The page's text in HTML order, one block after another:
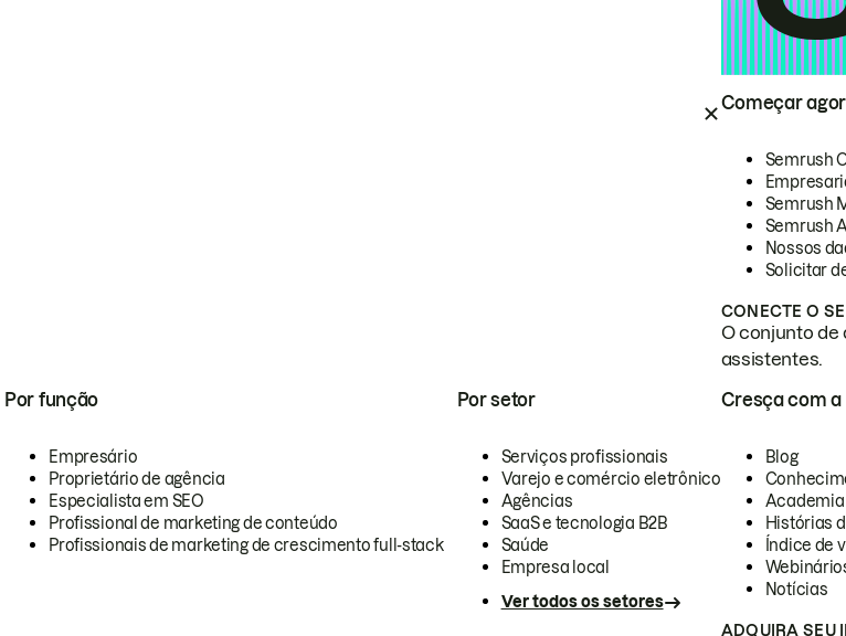
Começar
Semrush
Semrush
Semrush
Nossos
Solicitar
CONECTE O
O conjunto de
assistentes.
Por função
Empresário
Proprietário de agência
Especialista em SEO
Profissional de marketing de conteúdo
Profissionais de marketing de crescimento full-stack
Por setor
Serviços profissionais
Varejo e comércio eletrônico
Agências
SaaS e tecnologia B2B
Saúde
Empresa local
Ver todos os setores
Cresça com a
Blog
Academia
Histórias
Índice de
Notícias
ADQUIRA SEU